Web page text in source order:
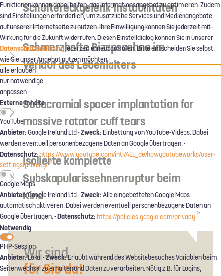
Schultereckgelenk-Instabilitäten
Schmerzhafte Bizepssehne im
Verlauf des Lebenlalters
Subacromial spacer implantation for
massive rotator cuff tears
Isolierte komplette
Subskapularissehnenruptur beim
Kind
Wir sind
für Sie da!
Funktionen können dabei helfen, das Informationsangebot zu optimieren. Zudem
sind Einstellungen erforderlich, um zusätzliche Services und Medienangebote
auf unserer Internetseite zu nutzen. Ihre Einwilligung können Sie jederzeit mit
Wirkung für die Zukunft widerrufen. Diesen Einstelldialog können Sie in unserer
Datenschutzerklärungjederzeit erneut aufrufen. Bitte entscheiden Sie selbst,
wie Sie unser Angebot nutzen möchten.
alle erlauben
nur notwendige
anpassen
Externe Inhalte
YouTube
Anbieter:Google Ireland Ltd -Zweck:Einbettung von YouTube-Videos. Dabei
werden eventuell personenbezogene Daten an Google übertragen. -
Datenschutz: https://www.youtube.com/intl/ALL_de/howyoutubeworks/user-
settings/privacy/
Google Maps
Anbieter:Google Ireland Ltd -Zweck:Alle eingebetteten Google Maps
automatisch aktiveren. Dabei werden eventuell personenbezogene Daten an
Google übertragen. -Datenschutz: https://policies.google.com/privacy
Notwendig
PHP-Session
Anbieter:Lokal -Zweck:Erlaubt während des Websitebesuches Variablen beim
Seitenwechsel zu erhalten und Daten zu verarbeiten. Nötig z.B. für Logins,